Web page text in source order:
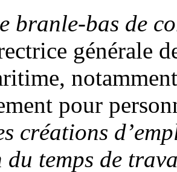
branle-bas de
générale
pour
créations
du temps de